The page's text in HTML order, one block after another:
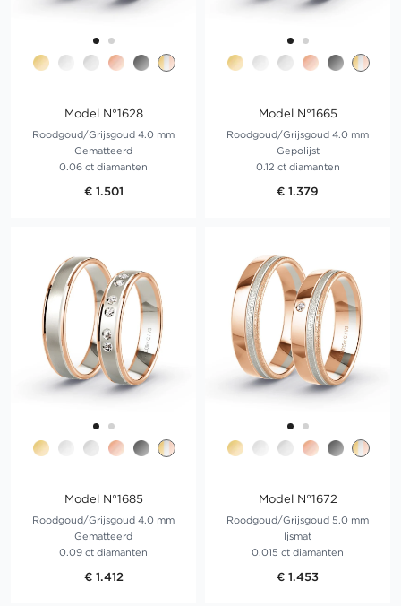
Model N°1628
Roodgoud/Grijsgoud 4.0 mm
Gematteerd
0.06 ct diamanten
€ 1.501
Model N°1665
Roodgoud/Grijsgoud 4.0 mm
Gepolijst
0.12 ct diamanten
€ 1.379
Model N°1685
Roodgoud/Grijsgoud 4.0 mm
Gematteerd
0.09 ct diamanten
€ 1.412
Model N°1672
Roodgoud/Grijsgoud 5.0 mm
Ijsmat
0.015 ct diamanten
€ 1.453